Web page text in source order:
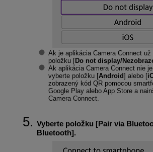
Ak je aplikácia Camera Connect
položku [Do not display/
Ak aplikácia Camera Connect nie
vyberte položku [Android] alebo [
zobrazený kód QR pomocou
Google Play alebo App Store a
Camera Connect.
Vyberte položku [Pair via
Bluetooth].